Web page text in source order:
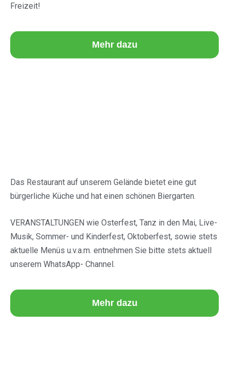
Freizeit!
Mehr dazu
Das Restaurant auf unserem Gelände bietet eine gut
bürgerliche Küche und hat einen schönen Biergarten.
VERANSTALTUNGEN wie Osterfest, Tanz in den Mai, Live-
Musik, Sommer- und Kinderfest, Oktoberfest, sowie stets
aktuelle Menüs u.v.a.m. entnehmen Sie bitte stets aktuell
unserem WhatsApp- Channel.
Mehr dazu